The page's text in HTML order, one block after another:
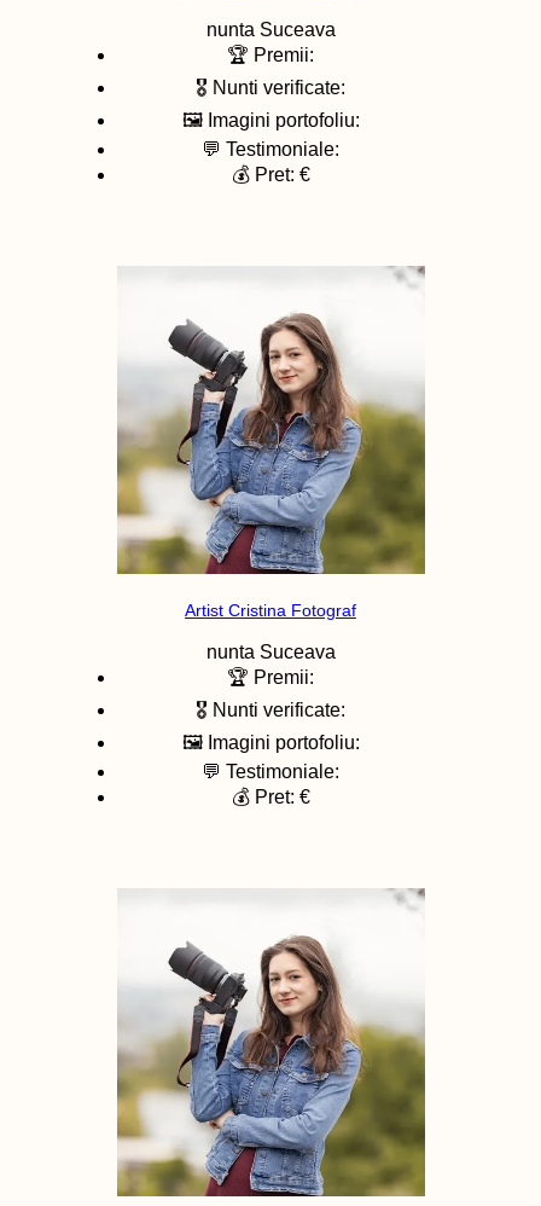
nunta Suceava
🏆 Premii:
🎖️ Nunti verificate:
🖼️ Imagini portofoliu:
💬 Testimoniale:
💰 Pret: €
Artist Cristina Fotograf
nunta Suceava
🏆 Premii:
🎖️ Nunti verificate:
🖼️ Imagini portofoliu:
💬 Testimoniale:
💰 Pret: €